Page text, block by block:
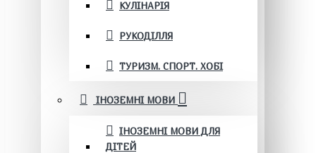
КУЛІНАРІЯ
РУКОДІЛЛЯ
ТУРИЗМ. СПОРТ. ХОБІ
ІНОЗЕМНІ МОВИ
ІНОЗЕМНІ МОВИ ДЛЯ
ДІТЕЙ